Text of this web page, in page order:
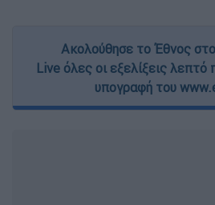
Ακολούθησε το Έθνος
Live όλες οι εξελίξεις
υπογραφή του